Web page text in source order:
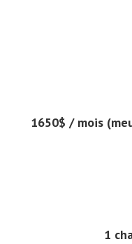
1650$ / mois
1